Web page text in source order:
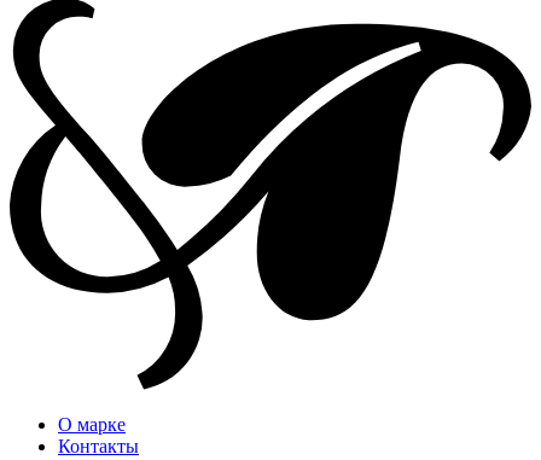
О марке
Контакты